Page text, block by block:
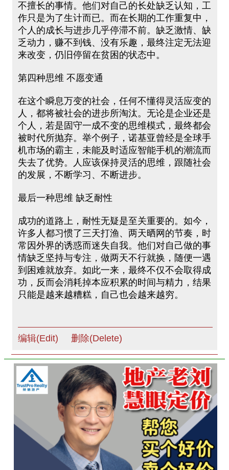
不擅长的事情。他们对自己的长处缺乏认知，工
作只是为了生计而已。而在长期的工作重复中，
个人的成长与进步几乎停滞不前。缺乏激情、缺
乏动力，赚不到钱、没有乐趣，最终注定无法迎
来改变，仍旧停留在贫困的状态中。
第四种思维 不愿变通
在这个瞬息万变的社会，任何不懂得灵活应变的
人，都将被社会的进步所淘汰。无论是企业还是
个人，若是固守一成不变的思维模式，最终都会
被时代所抛弃。举个例子，诺基亚曾经是全球手
机市场的霸主，未能及时适应智能手机的潮流而
失去了优势。人应该保持灵活的思维，跟随社会
的发展，不断学习、不断进步。
最后一种思维 缺乏耐性
成功的道路上，耐性无疑是至关重要的。如今，
许多人都习惯了三天打渔、两天晒网的节奏，时
常因外界的诱惑而迷失自我。他们对自己做的事
情缺乏坚持与专注，做两天不行就换，随便一遇
到困难就放弃。如此一来，最终不仅不会取得成
功，反而会消耗掉本应积累的时间与精力，结果
只能是越来越糟糕，自己也会越来越穷。
编辑(Edit) 删除(Delete)